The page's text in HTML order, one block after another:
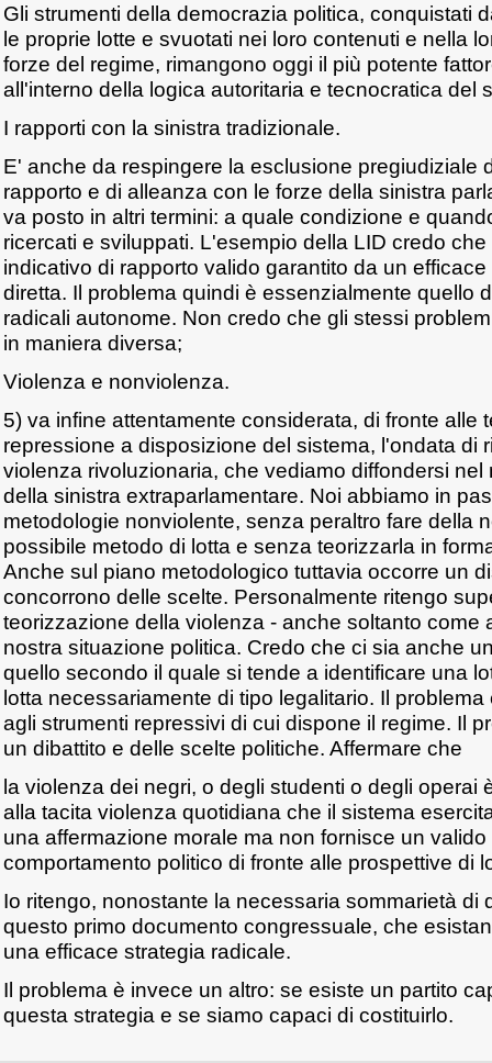
Gli strumenti della democrazia politica, conquistati
le proprie lotte e svuotati nei loro contenuti e nella
forze del regime, rimangono oggi il più potente
all'interno della logica autoritaria e tecnocratica del
I rapporti con la sinistra tradizionale.
E' anche da respingere la esclusione pregiudiziale
rapporto e di alleanza con le forze della sinistra
va posto in altri termini: a quale condizione e
ricercati e sviluppati. L'esempio della LID credo
indicativo di rapporto valido garantito da un
diretta. Il problema quindi è essenzialmente quello
radicali autonome. Non credo che gli stessi
in maniera diversa;
Violenza e nonviolenza.
5) va infine attentamente considerata, di fronte alle
repressione a disposizione del sistema, l'ondata di
violenza rivoluzionaria, che vediamo diffondersi
della sinistra extraparlamentare. Noi abbiamo in
metodologie nonviolente, senza peraltro fare della
possibile metodo di lotta e senza teorizzarla in
Anche sul piano metodologico tuttavia occorre un
concorrono delle scelte. Personalmente ritengo
teorizzazione della violenza - anche soltanto come
nostra situazione politica. Credo che ci sia anche
quello secondo il quale si tende a identificare una
lotta necessariamente di tipo legalitario. Il
agli strumenti repressivi di cui dispone il regime. Il
un dibattito e delle scelte politiche. Affermare che
la violenza dei negri, o degli studenti o degli operai
alla tacita violenza quotidiana che il sistema
una affermazione morale ma non fornisce un valido
comportamento politico di fronte alle prospettive di
Io ritengo, nonostante la necessaria sommarietà di
questo primo documento congressuale, che
una efficace strategia radicale.
Il problema è invece un altro: se esiste un partito
questa strategia e se siamo capaci di costituirlo.